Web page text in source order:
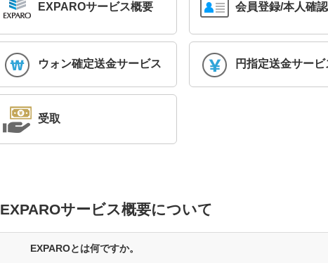
EXPAROサービス概要 会員登録/本人確認
ウォン確定送金サービス 円指定送金サービ
受取
EXPAROサービス概要について
EXPAROとは何ですか。